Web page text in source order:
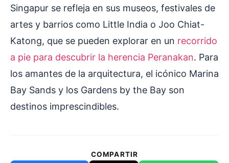
Singapur se refleja en sus museos, festivales de
artes y barrios como Little India o Joo Chiat-
Katong, que se pueden explorar en un recorrido
a pie para descubrir la herencia Peranakan. Para
los amantes de la arquitectura, el icónico Marina
Bay Sands y los Gardens by the Bay son
destinos imprescindibles.
COMPARTIR